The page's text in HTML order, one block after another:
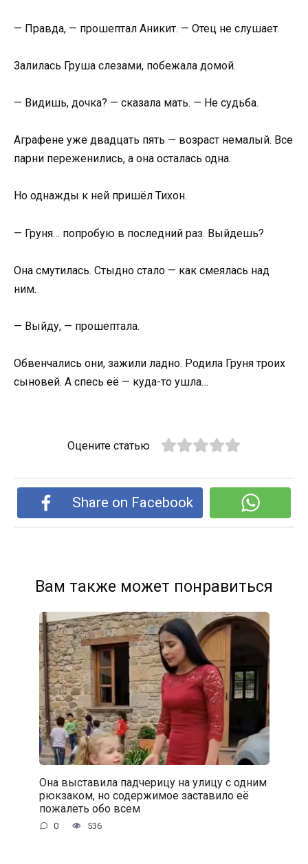
— Правда, — прошептал Аникит. — Отец не слушает.
Залилась Груша слезами, побежала домой.
— Видишь, дочка? — сказала мать. — Не судьба.
Аграфене уже двадцать пять — возраст немалый. Все
парни переженились, а она осталась одна.
Но однажды к ней пришёл Тихон.
— Груня… попробую в последний раз. Выйдешь?
Она смутилась. Стыдно стало — как смеялась над
ним.
— Выйду, — прошептала.
Обвенчались они, зажили ладно. Родила Груня троих
сыновей. А спесь её — куда-то ушла…
Оцените статью
Share on Facebook
Вам также может понравиться
Она выставила падчерицу на улицу с одним
рюкзаком, но содержимое заставило её
пожалеть обо всем
0 536